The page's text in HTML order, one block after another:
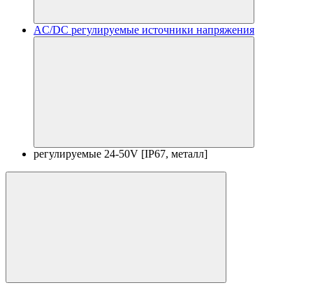
AC/DC регулируемые источники напряжения
регулируемые 24-50V [IP67, металл]